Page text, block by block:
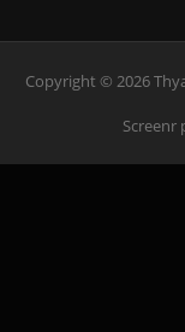
Copyright © 2026
Screenr